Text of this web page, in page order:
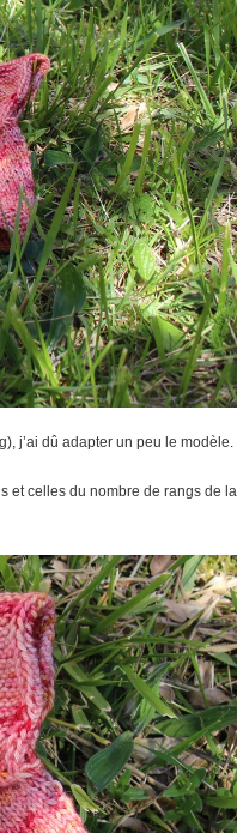
j’ai dû adapter un peu le modèle.
et celles du nombre de rangs de la